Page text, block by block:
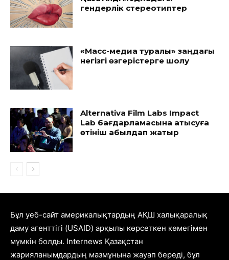
гендерлік стереотиптер
«Масс-медиа туралы» заңдағы
негізгі өзгерістерге шолу
Alternativa Film Labs Impact
Lab бағдарламасына қатысуға
өтініш қабылдап жатыр
Бұл уеб-сайт америкалықтардың АҚШ халықаралық
даму агенттігі (USAID) арқылы көрсеткен көмегімен
мүмкін болды. Internews Қазақстан
жарияланымдардың мазмұнына жауап береді, бұл